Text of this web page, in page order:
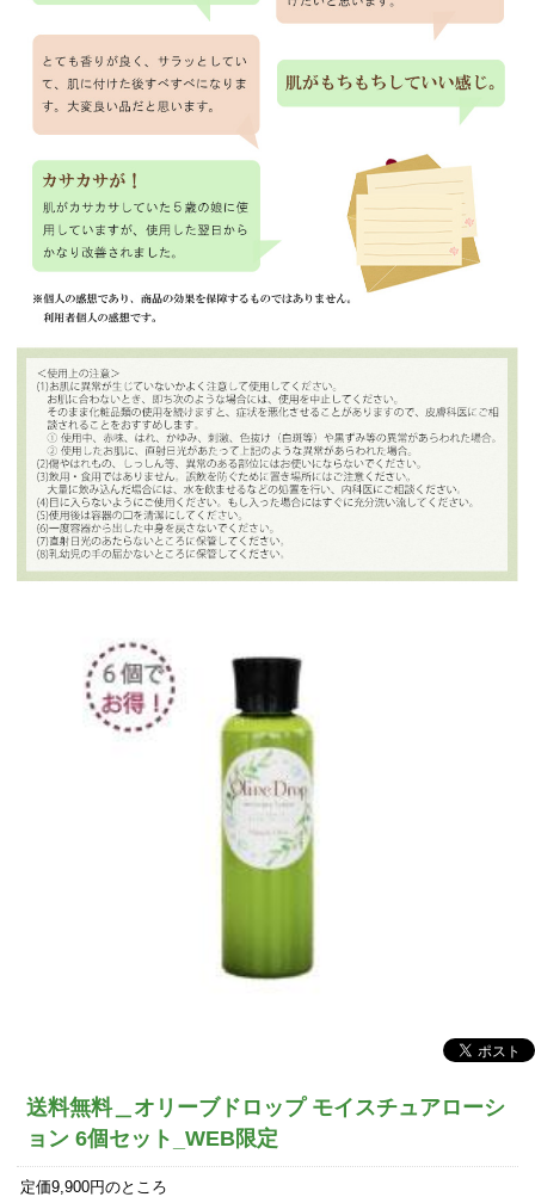
送料無料＿オリーブドロップ モイスチュアローシ
ョン 6個セット_WEB限定
定価9,900円のところ